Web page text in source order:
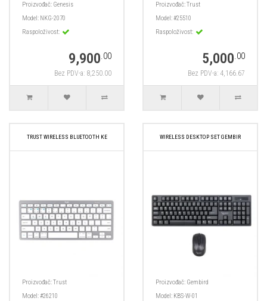
Proizvođač: Genesis
Model: NKG-2070
Raspoloživost:
9,900.00
Bez PDV-a: 8,250.00
Proizvođač:Trust
Model:#25510
Raspoloživost:
5,000.00
Bez PDV-a: 4,166.67
TRUST WIRELESS BLUETOOTH KE
Proizvođač:Trust
Model:#26210
WIRELESS DESKTOP SET GEMBIR
Proizvođač: Gembird
Model: KBS-W-01